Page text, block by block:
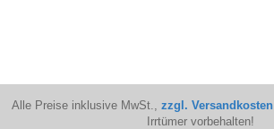
Alle Preise inklusive MwSt., zzgl. Versandkosten
Irrtümer vorbehalten!